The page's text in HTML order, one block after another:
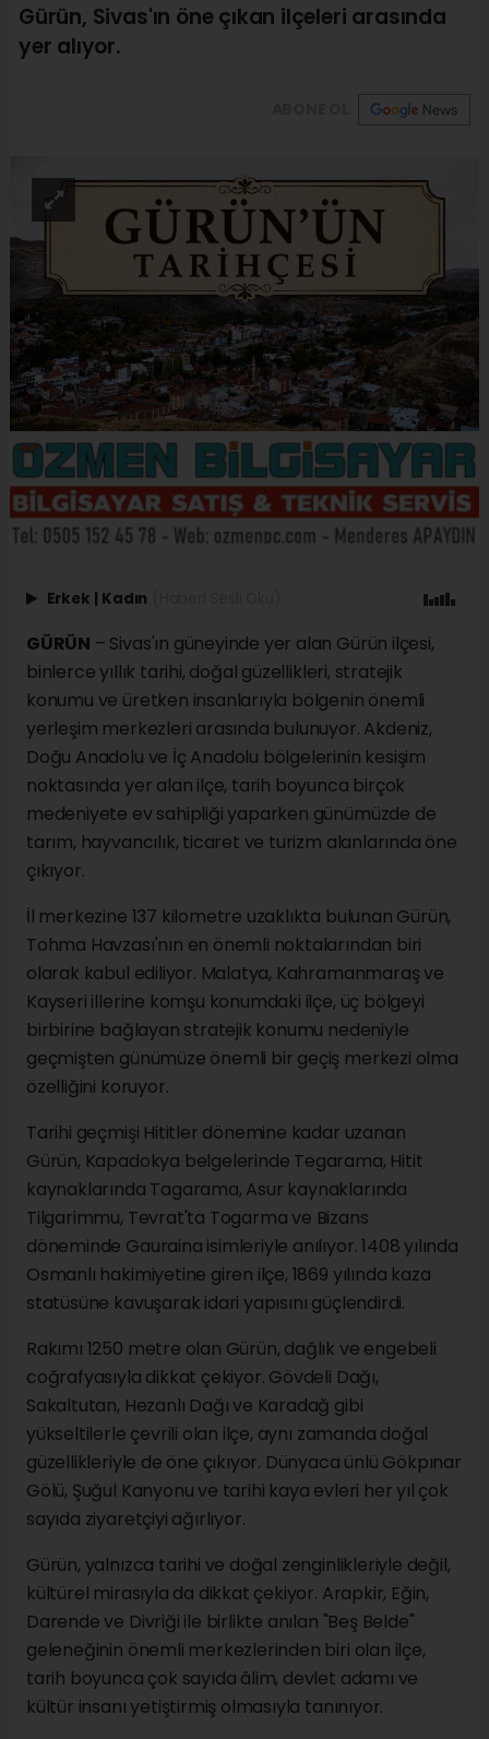
Gürün, Sivas'ın öne çıkan ilçeleri arasında
yer alıyor.
Erkek | Kadın
GÜRÜN – Sivas'ın güneyinde yer alan Gürün ilçesi,
binlerce yıllık tarihi, doğal güzellikleri, stratejik
konumu ve üretken insanlarıyla bölgenin önemli
yerleşim merkezleri arasında bulunuyor. Akdeniz,
Doğu Anadolu ve İç Anadolu bölgelerinin kesişim
noktasında yer alan ilçe, tarih boyunca birçok
medeniyete ev sahipliği yaparken günümüzde de
tarım, hayvancılık, ticaret ve turizm alanlarında öne
çıkıyor.
İl merkezine 137 kilometre uzaklıkta bulunan Gürün,
Tohma Havzası'nın en önemli noktalarından biri
olarak kabul ediliyor. Malatya, Kahramanmaraş ve
Kayseri illerine komşu konumdaki ilçe, üç bölgeyi
birbirine bağlayan stratejik konumu nedeniyle
geçmişten günümüze önemli bir geçiş merkezi olma
özelliğini koruyor.
Tarihi geçmişi Hititler dönemine kadar uzanan
Gürün, Kapadokya belgelerinde Tegarama, Hitit
kaynaklarında Tagarama, Asur kaynaklarında
Tilgarimmu, Tevrat'ta Togarma ve Bizans
döneminde Gauraina isimleriyle anılıyor. 1408 yılında
Osmanlı hakimiyetine giren ilçe, 1869 yılında kaza
statüsüne kavuşarak idari yapısını güçlendirdi.
Rakımı 1250 metre olan Gürün, dağlık ve engebeli
coğrafyasıyla dikkat çekiyor. Gövdeli Dağı,
Sakaltutan, Hezanlı Dağı ve Karadağ gibi
yükseltilerle çevrili olan ilçe, aynı zamanda doğal
güzellikleriyle de öne çıkıyor. Dünyaca ünlü Gökpınar
Gölü, Şuğul Kanyonu ve tarihi kaya evleri her yıl çok
sayıda ziyaretçiyi ağırlıyor.
Gürün, yalnızca tarihi ve doğal zenginlikleriyle değil,
kültürel mirasıyla da dikkat çekiyor. Arapkir, Eğin,
Darende ve Divriği ile birlikte anılan "Beş Belde"
geleneğinin önemli merkezlerinden biri olan ilçe,
tarih boyunca çok sayıda âlim, devlet adamı ve
kültür insanı yetiştirmiş olmasıyla tanınıyor.